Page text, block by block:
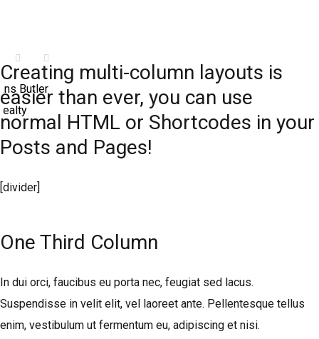
Creating multi-column layouts is
easier than ever, you can use
normal HTML or Shortcodes in your
Posts and Pages!
[divider]
One Third Column
In dui orci, faucibus eu porta nec, feugiat sed lacus.
Suspendisse in velit elit, vel laoreet ante. Pellentesque tellus
enim, vestibulum ut fermentum eu, adipiscing et nisi.